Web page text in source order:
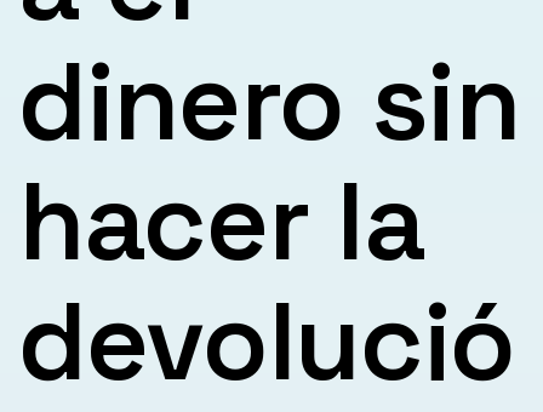
dinero sin
hacer la
devolució